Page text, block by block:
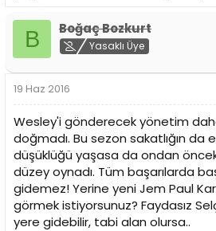
B Boğaç Bozkurt
Yasaklı Üye
19 Haz 2016
Wesley'i gönderecek yönetim
doğmadı. Bu sezon sakatlığın da
düşüklüğü yaşasa da ondan
düzey oynadı. Tüm başarılarda
gidemez! Yerine yeni Jem Paul
görmek istiyorsunuz? Faydasız
yere gidebilir, tabi alan olursa..